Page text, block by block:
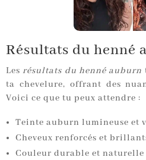
Résultats du henné
Lesrésultats du henné auburn
ta chevelure, offrant des
Voici ce que tu peux attendre :
Teinte auburn lumineuse et
Cheveux renforcés et
Couleur durable et naturelle